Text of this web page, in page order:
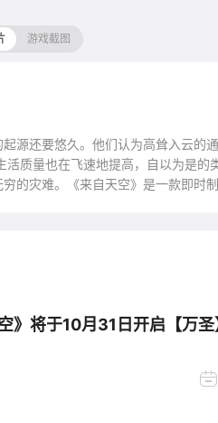
游戏截图
源还要悠久。他们认为高耸入云的
质量也在飞速地提高，自以为是的
的灾难。《来自天空》是一款即时制
》将于10月31日开启【万